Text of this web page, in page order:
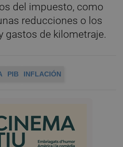
del impuesto, como
reducciones o los
gastos de kilometraje.
PIB INFLACIÓN